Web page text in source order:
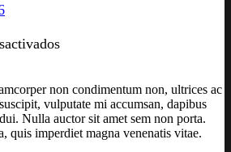
en
Title1
non condimentum non, ultrices ac
vulputate mi accumsan, dapibus
Nulla auctor sit amet sem non porta.
quis imperdiet magna venenatis vitae.